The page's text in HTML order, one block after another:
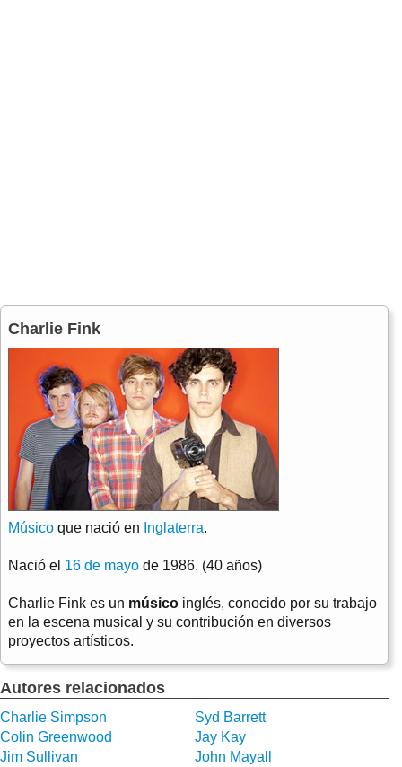
Charlie Fink
Músico que nació en Inglaterra.
Nació el 16 de mayo de 1986. (40 años)
Charlie Fink es un músico inglés, conocido por su trabajo
en la escena musical y su contribución en diversos
proyectos artísticos.
Autores relacionados
Charlie Simpson
Syd Barrett
Colin Greenwood
Jay Kay
Jim Sullivan
John Mayall